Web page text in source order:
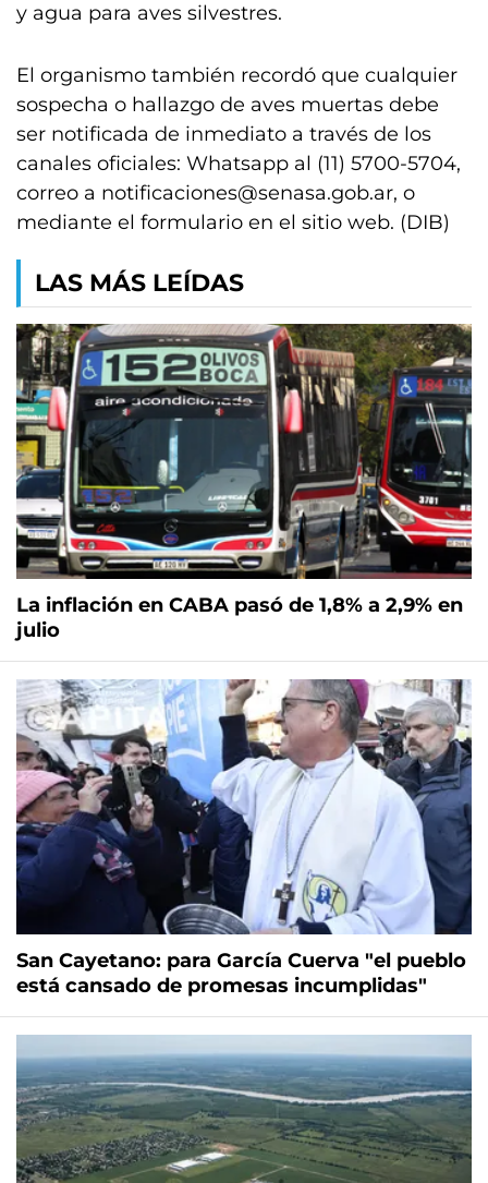
y agua para aves silvestres.
El organismo también recordó que cualquier
sospecha o hallazgo de aves muertas debe
ser notificada de inmediato a través de los
canales oficiales: Whatsapp al (11) 5700-5704,
correo a notificaciones@senasa.gob.ar, o
mediante el formulario en el sitio web. (DIB)
LAS MÁS LEÍDAS
La inflación en CABA pasó de 1,8% a 2,9% en
julio
San Cayetano: para García Cuerva "el pueblo
está cansado de promesas incumplidas"